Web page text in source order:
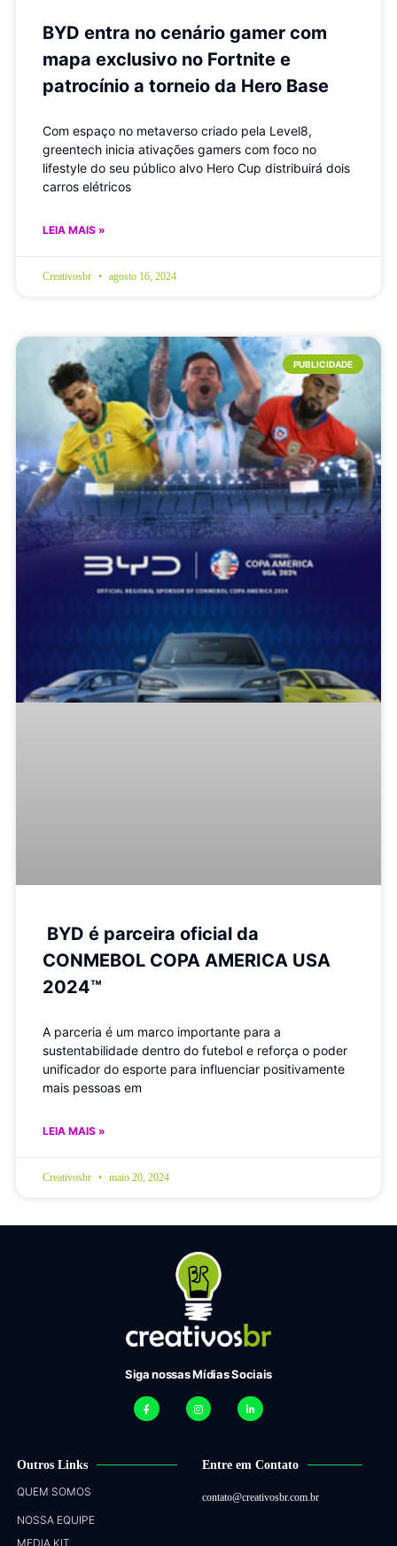
BYD entra no cenário gamer com
mapa exclusivo no Fortnite e
patrocínio a torneio da Hero Base
Com espaço no metaverso criado pela Level8,
greentech inicia ativações gamers com foco no
lifestyle do seu público alvo Hero Cup distribuirá dois
carros elétricos
LEIA MAIS »
Creativosbr agosto 16, 2024
PUBLICIDADE
BYD é parceira oficial da
CONMEBOL COPA AMERICA USA
2024™
A parceria é um marco importante para a
sustentabilidade dentro do futebol e reforça o poder
unificador do esporte para influenciar positivamente
mais pessoas em
LEIA MAIS »
Creativosbr maio 20, 2024
Siga nossas Mídias Sociais
Outros Links
QUEM SOMOS
NOSSA EQUIPE
MEDIA KIT
Entre em Contato
contato@creativosbr.com.br